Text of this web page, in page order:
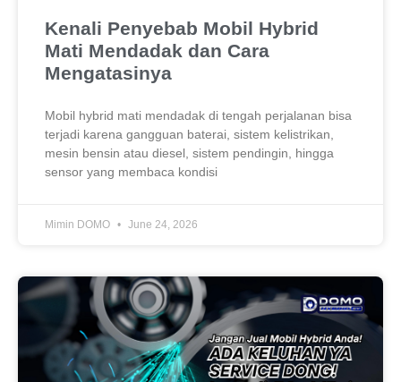
Kenali Penyebab Mobil Hybrid
Mati Mendadak dan Cara
Mengatasinya
Mobil hybrid mati mendadak di tengah perjalanan bisa
terjadi karena gangguan baterai, sistem kelistrikan,
mesin bensin atau diesel, sistem pendingin, hingga
sensor yang membaca kondisi
Mimin DOMO June 24, 2026